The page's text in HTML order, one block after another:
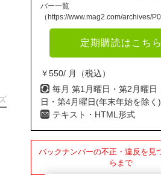
バー一覧
（https://www.mag2.com/archives/
定期購読はこちら
￥550/ 月（税込）
毎月 第1月曜日・第2月曜日
日・第4月曜日(年末年始を除く)
テキスト・HTML形式
バックナンバーの不正・違反を見
らまで